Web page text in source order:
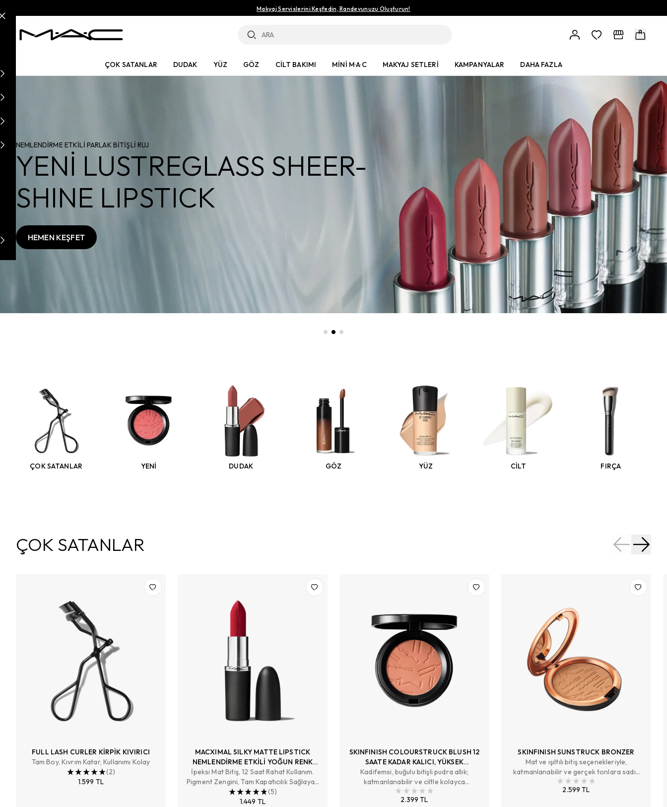
Makyaj Servislerini Keşfedin, Randevunuzu Oluşturun!
ÇOK SATANLAR DUDAK YÜZ GÖZ CİLT BAKIMI MİNİ M·A·C MAKYAJ SETLERİ KAMPANYALAR DAHA FAZLA
NEMLENDİRME ETKİLİ PARLAK BİTİŞLİ RUJ
YENİ LUSTREGLASS SHEER-
SHINE LIPSTICK
HEMEN KEŞFET
ÇOK SATANLAR YENİ DUDAK GÖZ YÜZ CİLT FIRÇA
ÇOK SATANLAR
FULL LASH CURLER KİRPİK KIVIRICI
Tam Boy, Kıvrım Katar, Kullanımı Kolay
(2)
1.599 TL
MACXIMAL SILKY MATTE LIPSTICK
NEMLENDİRME ETKİLİ YOĞUN RENK
SAĞLAYAN RUJ
İpeksi Mat Bitiş, 12 Saat Rahat Kullanım.
Pigment Zengini, Tam Kapatıcılık Sağlayan
Renk
(5)
1.449 TL
SKINFINISH COLOURSTRUCK BLUSH 12
SAATE KADAR KALICI, YÜKSEK
PİGMENTLİ PUDRA ALLIK
Kadifemsi, buğulu bitişli pudra allık;
katmanlanabilir ve ciltle kolayca
bütünleşen yapısıyla doğal mat ve ışıltılı
bitiş seçenekleriyle 12 saate kadar gerçek
2.399 TL
SKINFINISH SUNSTRUCK BRONZER
Mat ve ışıltılı bitiş seçenekleriyle,
katmanlanabilir ve gerçek tonlara sadık
kapatıcılık sunan 24 saate kadar kalıcı
bronzlaştırıcı pudra.
2.599 TL